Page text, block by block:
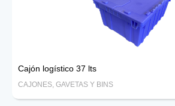
Cajón logístico 37 lts
CAJONES, GAVETAS Y BINS